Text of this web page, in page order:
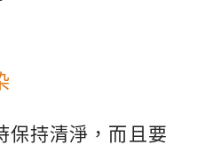
保持清淨，而且要